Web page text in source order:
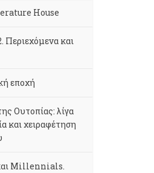
House
Περιεχόμενα και
εποχή
Ουτοπίας: λίγα
και χειραφέτηση
Millennials.